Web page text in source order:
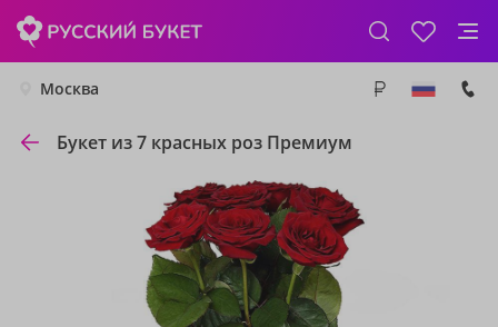
Москва
Букет из 7 красных роз Премиум